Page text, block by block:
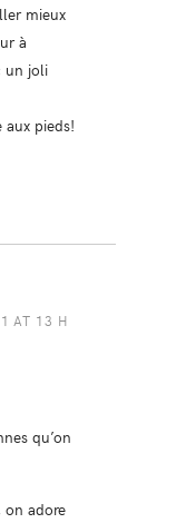
mieux
à
un joli
aux pieds!
AT 13 H
qu’on
on adore